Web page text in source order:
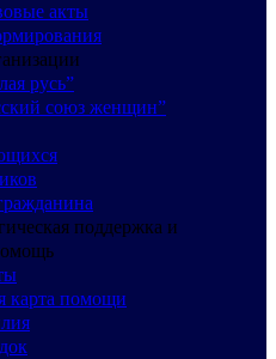
акты
русь”
союз женщин”
поддержка и
карта помощи